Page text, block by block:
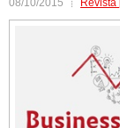
08/10/2015 Revista